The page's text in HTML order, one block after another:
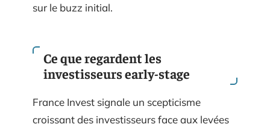
sur le buzz initial.
Ce que regardent les
investisseurs early-stage
France Invest signale un scepticisme
croissant des investisseurs face aux levées